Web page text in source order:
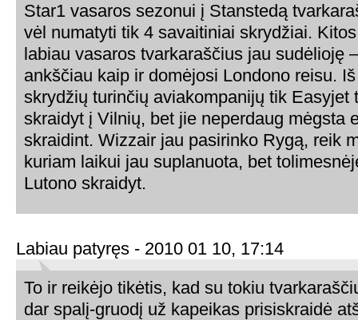
Star1 vasaros sezonui į Stanstedą
vėl numatyti tik 4 savaitiniai skrydžiai.
labiau vasaros tvarkaraščius jau sudėlioję
ankščiau kaip ir domėjosi Londono reisu.
skrydžių turinčių aviakompanijų tik Easyjet
skraidyt į Vilnių, bet jie neperdaug mėgsta
skraidint. Wizzair jau pasirinko Rygą, reik
kuriam laikui jau suplanuota, bet
Lutono skraidyt.
Labiau patyręs - 2010 01 10, 17:14
To ir reikėjo tikėtis, kad su tokiu
dar spalį-gruodį už kapeikas prisiskraidė